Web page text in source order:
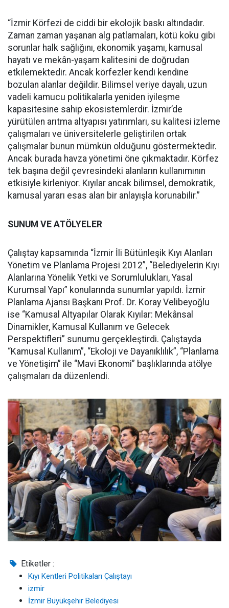
“İzmir Körfezi de ciddi bir ekolojik baskı altındadır.
Zaman zaman yaşanan alg patlamaları, kötü koku gibi
sorunlar halk sağlığını, ekonomik yaşamı, kamusal
hayatı ve mekân-yaşam kalitesini de doğrudan
etkilemektedir. Ancak körfezler kendi kendine
bozulan alanlar değildir. Bilimsel veriye dayalı, uzun
vadeli kamucu politikalarla yeniden iyileşme
kapasitesine sahip ekosistemlerdir. İzmir’de
yürütülen arıtma altyapısı yatırımları, su kalitesi izleme
çalışmaları ve üniversitelerle geliştirilen ortak
çalışmalar bunun mümkün olduğunu göstermektedir.
Ancak burada havza yönetimi öne çıkmaktadır. Körfez
tek başına değil çevresindeki alanların kullanımının
etkisiyle kirleniyor. Kıyılar ancak bilimsel, demokratik,
kamusal yararı esas alan bir anlayışla korunabilir.”
SUNUM VE ATÖLYELER
Çalıştay kapsamında “İzmir İli Bütünleşik Kıyı Alanları
Yönetim ve Planlama Projesi 2012”, “Belediyelerin Kıyı
Alanlarına Yönelik Yetki ve Sorumlulukları, Yasal
Kurumsal Yapı” konularında sunumlar yapıldı. İzmir
Planlama Ajansı Başkanı Prof. Dr. Koray Velibeyoğlu
ise “Kamusal Altyapılar Olarak Kıyılar: Mekânsal
Dinamikler, Kamusal Kullanım ve Gelecek
Perspektifleri” sunumu gerçekleştirdi. Çalıştayda
“Kamusal Kullanım”, “Ekoloji ve Dayanıklılık”, “Planlama
ve Yönetişim” ile “Mavi Ekonomi” başlıklarında atölye
çalışmaları da düzenlendi.
Etiketler :
Kıyı Kentleri Politikaları Çalıştayı
izmir
İzmir Büyükşehir Belediyesi